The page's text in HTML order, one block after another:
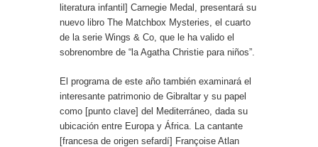
literatura infantil] Carnegie Medal, presentará su
nuevo libro The Matchbox Mysteries, el cuarto
de la serie Wings & Co, que le ha valido el
sobrenombre de “la Agatha Christie para niños”.
El programa de este año también examinará el
interesante patrimonio de Gibraltar y su papel
como [punto clave] del Mediterráneo, dada su
ubicación entre Europa y África. La cantante
[francesa de origen sefardí] Françoise Atlan